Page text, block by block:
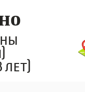
лет)